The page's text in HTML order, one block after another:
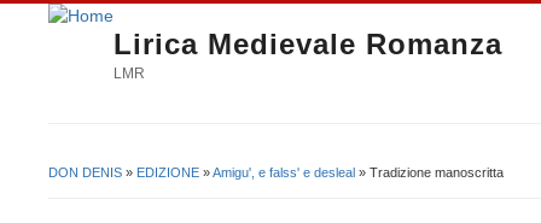
Lirica Medievale Romanza
LMR
DON DENIS » EDIZIONE »Amigu', e falss' e desleal » Tradizione manoscritta